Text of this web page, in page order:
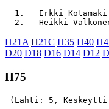
1.   Erkki
H21A H21C H35 H40
D20 D18 D16 D14 D12
H75
(Lähti: 5,